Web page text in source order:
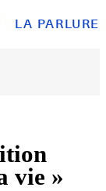
LA PARLURE
vie »